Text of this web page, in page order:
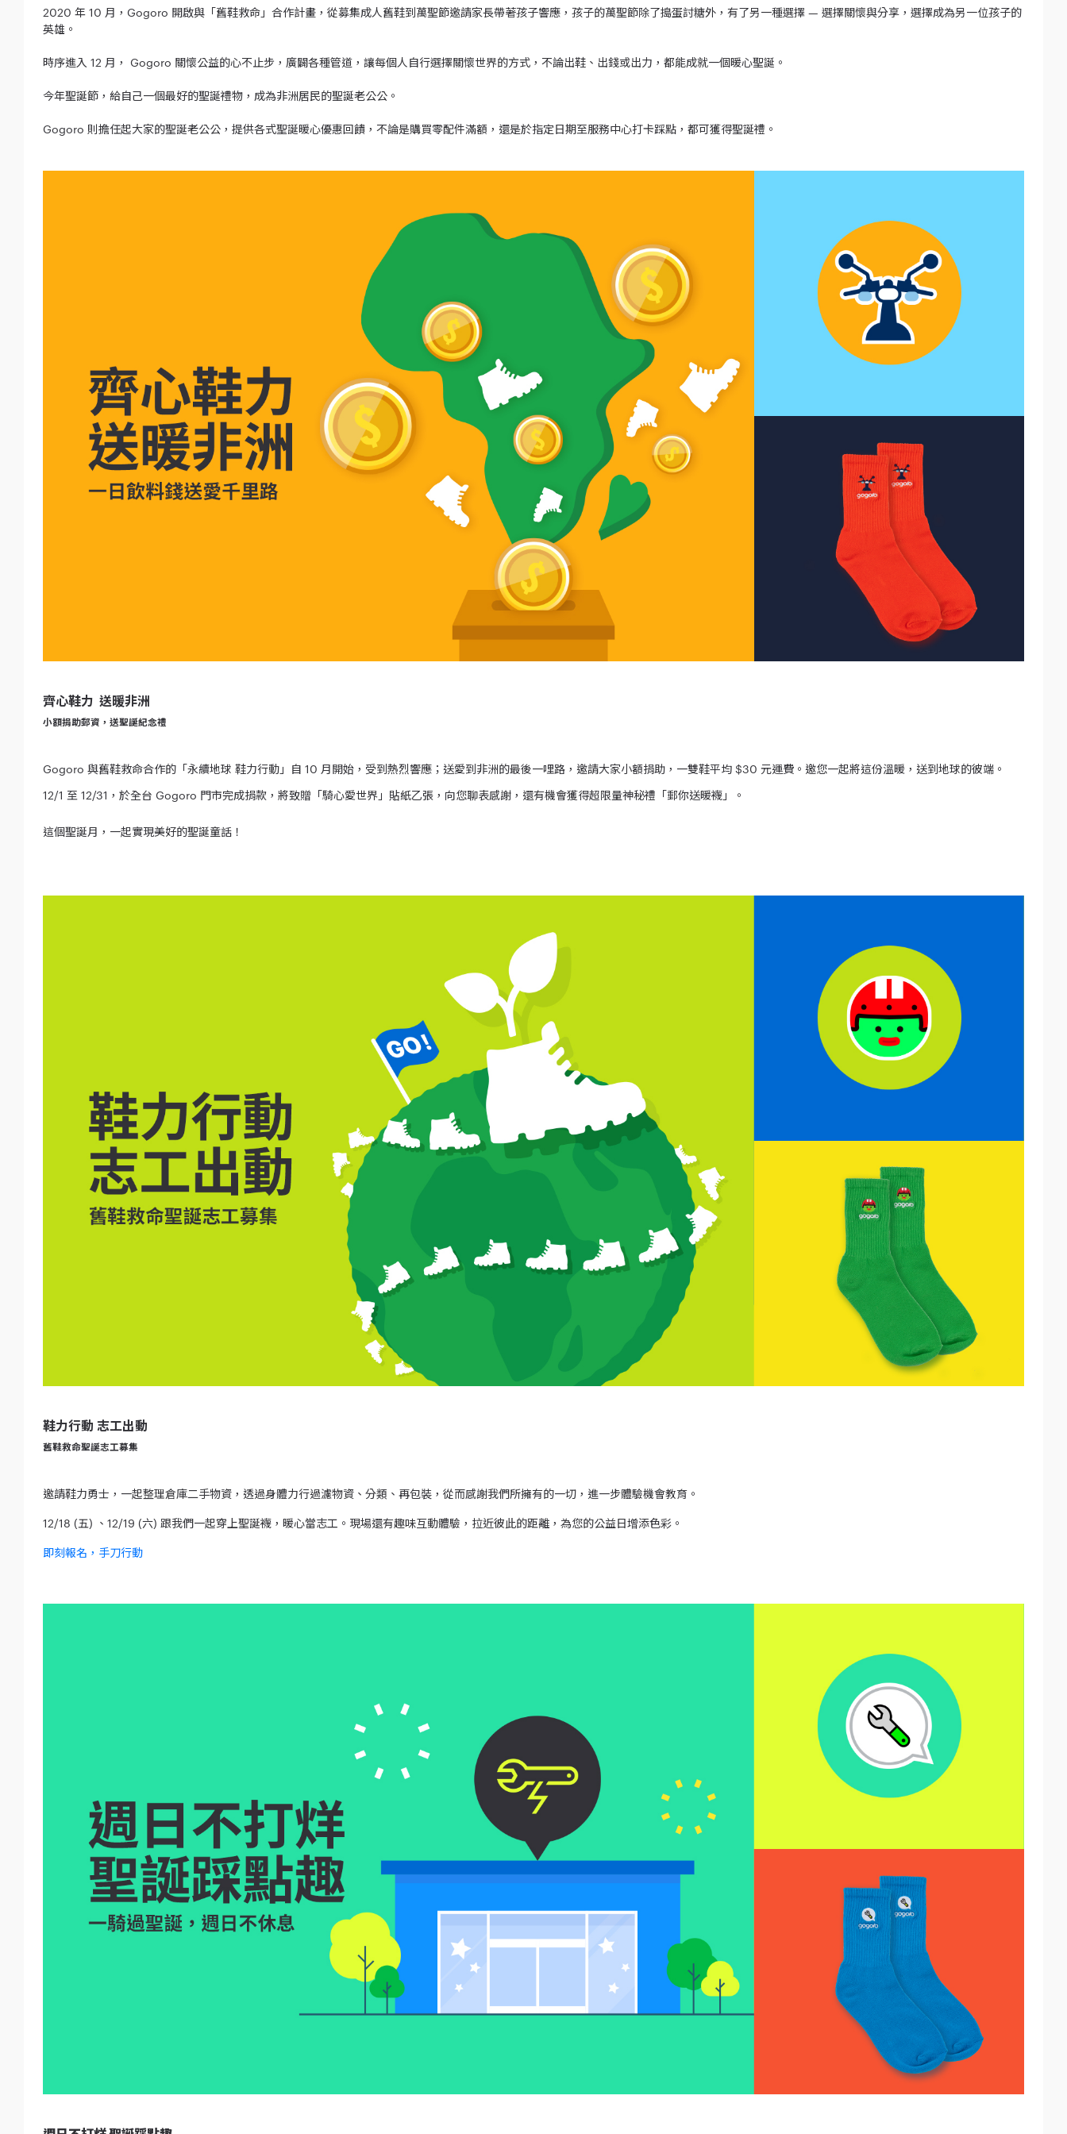
2020 年 10 月，Gogoro 開啟與「舊鞋救命」合作計畫，從募集成人舊鞋到萬聖節邀請家長帶著孩子響應，孩子的萬聖節除了搗蛋討糖外，有了另一種選擇 — 選擇關懷與分享，選擇成為另一位孩子的
英雄。
時序進入 12 月， Gogoro 關懷公益的心不止步，廣闢各種管道，讓每個人自行選擇關懷世界的方式，不論出鞋、出錢或出力，都能成就一個暖心聖誕。
今年聖誕節，給自己一個最好的聖誕禮物，成為非洲居民的聖誕老公公。
Gogoro 則擔任起大家的聖誕老公公，提供各式聖誕暖心優惠回饋，不論是購買零配件滿額，還是於指定日期至服務中心打卡踩點，都可獲得聖誕禮。
齊心鞋力 送暖非洲
小額捐助郵資，送聖誕紀念禮
Gogoro 與舊鞋救命合作的「永續地球 鞋力行動」自 10 月開始，受到熱烈響應；送愛到非洲的最後一哩路，邀請大家小額捐助，一雙鞋平均 $30 元運費。邀您一起將這份溫暖，送到地球的彼端。
12/1 至 12/31，於全台 Gogoro 門市完成捐款，將致贈「騎心愛世界」貼紙乙張，向您聊表感謝，還有機會獲得超限量神秘禮「郵你送暖襪」。
這個聖誕月，一起實現美好的聖誕童話！
鞋力行動 志工出動
舊鞋救命聖誕志工募集
邀請鞋力勇士，一起整理倉庫二手物資，透過身體力行過濾物資、分類、再包裝，從而感謝我們所擁有的一切，進一步體驗機會教育。
12/18 (五) 、12/19 (六) 跟我們一起穿上聖誕襪，暖心當志工。現場還有趣味互動體驗，拉近彼此的距離，為您的公益日增添色彩。
即刻報名，手刀行動